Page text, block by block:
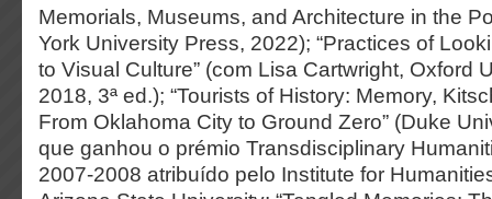
Memorials, Museums, and Architecture in the
York University Press, 2022); “Practices of
to Visual Culture” (com Lisa Cartwright, Oxford
2018, 3ª ed.); “Tourists of History: Memory,
From Oklahoma City to Ground Zero” (Duke
que ganhou o prémio Transdisciplinary
2007-2008 atribuído pelo Institute for